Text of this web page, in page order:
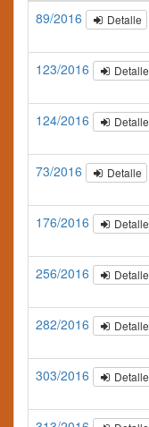
89/2016
Detalle
123/2016 Detalle
124/2016 Detalle
73/2016 Detalle
176/2016 Detalle
256/2016 Detalle
282/2016 Detalle
303/2016 Detalle